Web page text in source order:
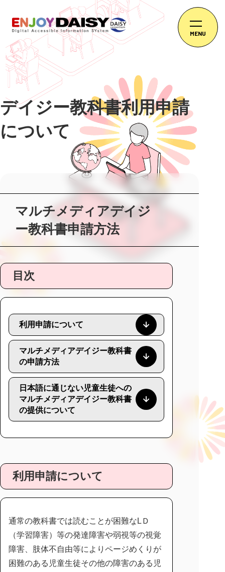
MENU
デイジー教科書利用申請
について
マルチメディアデイジ
ー教科書申請方法
目次
利用申請について
マルチメディアデイジー教科書
の申請方法
日本語に通じない児童生徒への
マルチメディアデイジー教科書
の提供について
利用申請について
通常の教科書では読むことが困難なLＤ
（学習障害）等の発達障害や弱視等の視覚
障害、肢体不自由等によりページめくりが
困難のある児童生徒その他の障害のある児